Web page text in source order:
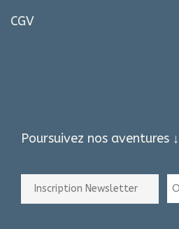
CGV
Poursuivez nos aventures ↓